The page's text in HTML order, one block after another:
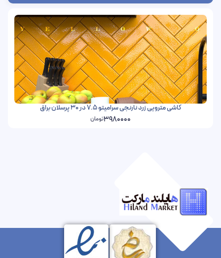
کاشی مترویی زرد نارنجی سرامیتو 7.5 در 30 پرسلان براق
3980000تومان